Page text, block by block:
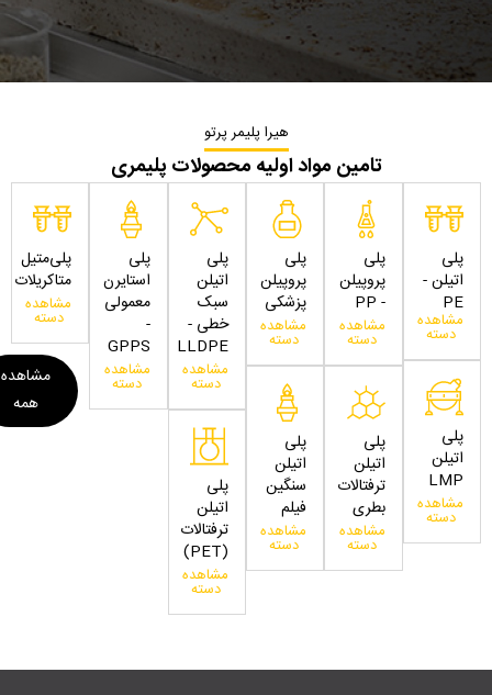
هیرا پلیمر پرتو
تامین مواد اولیه محصولات پلیمری
پلی
اتیلن -
PE
مشاهده
دسته
پلی
اتیلن
LMP
مشاهده
دسته
پلی
پروپیلن
- PP
مشاهده
دسته
پلی
اتیلن
ترفتالات
بطری
مشاهده
دسته
پلی
پروپیلن
پزشکی
مشاهده
دسته
پلی
اتیلن
سنگین
فیلم
مشاهده
دسته
پلی
اتیلن
سبک
خطی -
LLDPE
مشاهده
دسته
پلی
اتیلن
ترفتالات
(PET)
مشاهده
دسته
پلی
استایرن
معمولی
-
GPPS
مشاهده
دسته
پلی‌متیل
متاکریلات
مشاهده
دسته
مشاهده
همه